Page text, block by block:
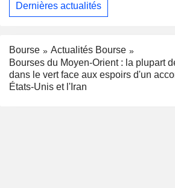
Dernières actualités
Bourse
Actualités Bourse
Bourses du Moyen-Orient : la plupart
dans le vert face aux espoirs d'un
États-Unis et l'Iran